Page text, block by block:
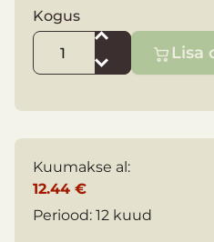
Kogus
Lisa
Kuumakse al:
12.44 €
Periood: 12 kuud